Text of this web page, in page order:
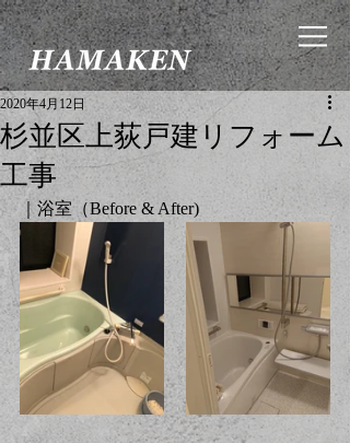
杉並区上荻戸建リフォーム
工事
2020年4月12日
｜浴室（Before & After)